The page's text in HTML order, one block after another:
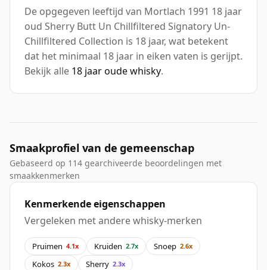
De opgegeven leeftijd van Mortlach 1991 18 jaar
oud Sherry Butt Un Chillfiltered Signatory Un-
Chillfiltered Collection is 18 jaar, wat betekent
dat het minimaal 18 jaar in eiken vaten is gerijpt.
Bekijk alle 18 jaar oude whisky.
Smaakprofiel van de gemeenschap
Gebaseerd op 114 gearchiveerde beoordelingen met
smaakkenmerken
Kenmerkende eigenschappen
Vergeleken met andere whisky-merken
Pruimen 4.1x Kruiden 2.7x Snoep 2.6x
Kokos 2.3x Sherry 2.3x